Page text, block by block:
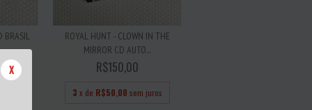
X
BRASIL
juros
ROYAL HUNT - CLOWN IN THE
MIRROR CD AUTO...
R$150,00
3 x de R$50,00 sem juros